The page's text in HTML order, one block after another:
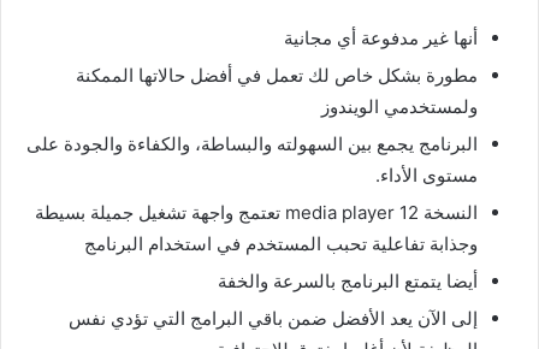
أنها غير مدفوعة أي مجانية
مطورة بشكل خاص لك تعمل في أفضل حالاتها الممكنة
ولمستخدمي الويندوز
البرنامج يجمع بين السهولته والبساطة، والكفاءة والجودة على
مستوى الأداء.
النسخة 12 media player تعتمج واجهة تشغيل جميلة بسيطة
وجذابة تفاعلية تحبب المستخدم في استخدام البرنامج
أيضا يتمتع البرنامج بالسرعة والخفة
إلى الآن يعد الأفضل ضمن باقي البرامج التي تؤدي نفس